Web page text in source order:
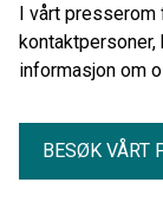
I vårt presserom
kontaktpersoner,
informasjon om
BESØK VÅRT